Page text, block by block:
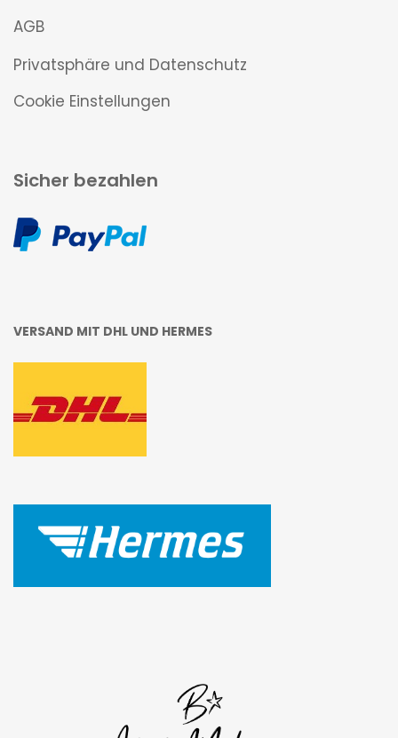
AGB
Privatsphäre und Datenschutz
Cookie Einstellungen
Sicher bezahlen
VERSAND MIT DHL UND HERMES